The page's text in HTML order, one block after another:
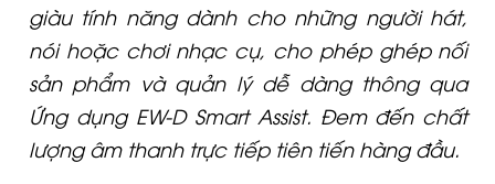
giàu tính năng dành cho những người hát,
nói hoặc chơi nhạc cụ, cho phép ghép nối
sản phẩm và quản lý dễ dàng thông qua
Ứng dụng EW-D Smart Assist. Đem đến chất
lượng âm thanh trực tiếp tiên tiến hàng đầu.